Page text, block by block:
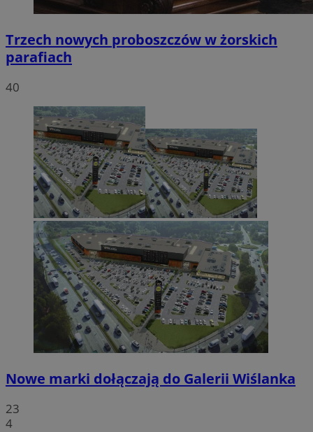
Trzech nowych proboszczów w żorskich
parafiach
40
Nowe marki dołączają do Galerii Wiślanka
23
4